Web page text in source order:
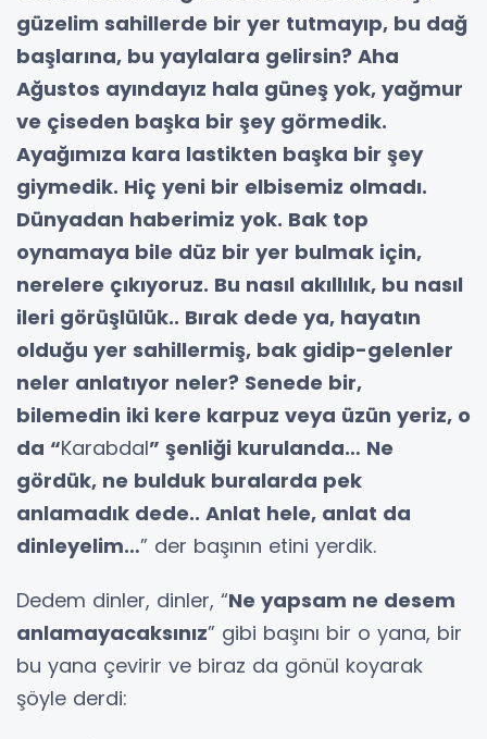
güzelim sahillerde bir yer tutmayıp, bu dağ
başlarına, bu yaylalara gelirsin? Aha
Ağustos ayındayız hala güneş yok, yağmur
ve çiseden başka bir şey görmedik.
Ayağımıza kara lastikten başka bir şey
giymedik. Hiç yeni bir elbisemiz olmadı.
Dünyadan haberimiz yok. Bak top
oynamaya bile düz bir yer bulmak için,
nerelere çıkıyoruz. Bu nasıl akıllılık, bu nasıl
ileri görüşlülük.. Bırak dede ya, hayatın
olduğu yer sahillermiş, bak gidip-gelenler
neler anlatıyor neler? Senede bir,
bilemedin iki kere karpuz veya üzün yeriz, o
da “Karabdal” şenliği kurulanda… Ne
gördük, ne bulduk buralarda pek
anlamadık dede.. Anlat hele, anlat da
dinleyelim…” der başının etini yerdik.
Dedem dinler, dinler, “Ne yapsam ne desem
anlamayacaksınız” gibi başını bir o yana, bir
bu yana çevirir ve biraz da gönül koyarak
şöyle derdi: